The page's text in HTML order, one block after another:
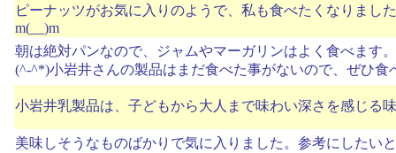
ピーナッツがお気に入りのようで、私も食べたくなりまし
m(__)m
朝は絶対パンなので、ジャムやマーガリンはよく食べます
(^-^*)小岩井さんの製品はまだ食べた事がないので、ぜひ食
小岩井乳製品は、子どもから大人まで味わい深さを感じる
美味しそうなものばかりで気に入りました。参考にしたい